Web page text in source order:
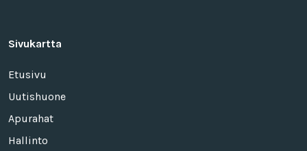
Sivukartta
Etusivu
Uutishuone
Apurahat
Hallinto